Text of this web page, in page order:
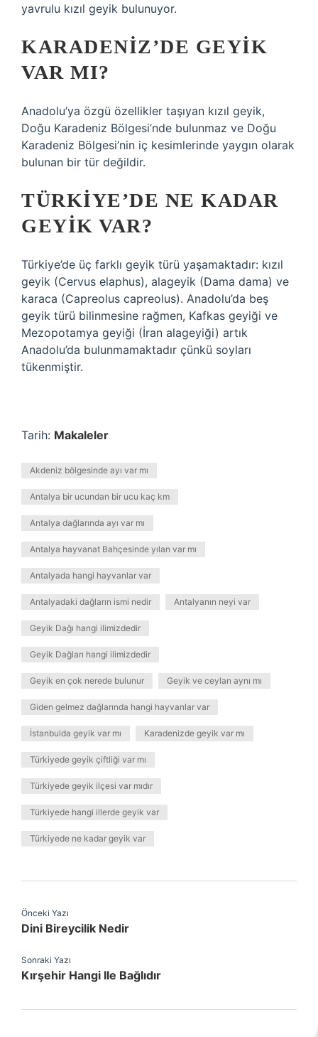
yavrulu kızıl geyik bulunuyor.
KARADENIZ’DE GEYIK
VAR MI?
Anadolu’ya özgü özellikler taşıyan kızıl geyik,
Doğu Karadeniz Bölgesi’nde bulunmaz ve Doğu
Karadeniz Bölgesi’nin iç kesimlerinde yaygın olarak
bulunan bir tür değildir.
TÜRKIYE’DE NE KADAR
GEYIK VAR?
Türkiye’de üç farklı geyik türü yaşamaktadır: kızıl
geyik (Cervus elaphus), alageyik (Dama dama) ve
karaca (Capreolus capreolus). Anadolu’da beş
geyik türü bilinmesine rağmen, Kafkas geyiği ve
Mezopotamya geyiği (İran alageyiği) artık
Anadolu’da bulunmamaktadır çünkü soyları
tükenmiştir.
Tarih: Makaleler
Akdeniz bölgesinde ayı var mı
Antalya bir ucundan bir ucu kaç km
Antalya dağlarında ayı var mı
Antalya hayvanat Bahçesinde yılan var mı
Antalyada hangi hayvanlar var
Antalyadaki dağların ismi nedir Antalyanın neyi var
Geyik Dağı hangi ilimizdedir
Geyik Dağları hangi ilimizdedir
Geyik en çok nerede bulunur Geyik ve ceylan aynı mı
Giden gelmez dağlarında hangi hayvanlar var
İstanbulda geyik var mı Karadenizde geyik var mı
Türkiyede geyik çiftliği var mı
Türkiyede geyik ilçesi var mıdır
Türkiyede hangi illerde geyik var
Türkiyede ne kadar geyik var
Önceki Yazı
Dini Bireycilik Nedir
Sonraki Yazı
Kırşehir Hangi Ile Bağlıdır